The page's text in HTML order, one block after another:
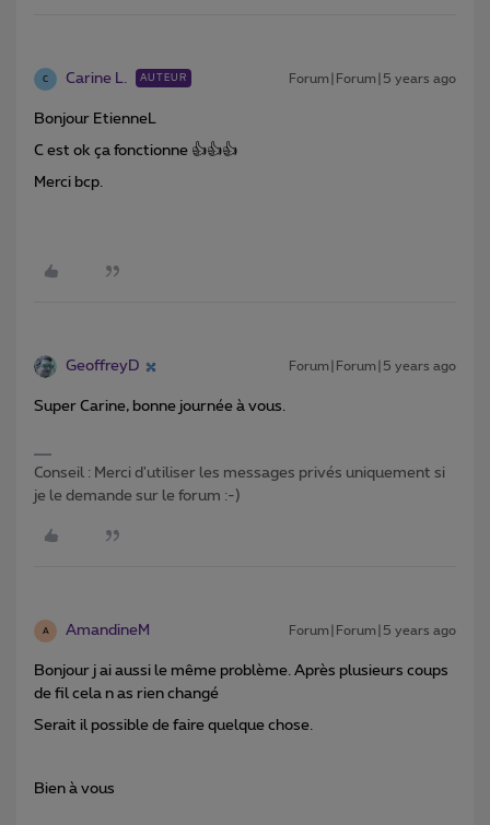
C Carine L. AUTEUR Forum|Forum|5 years ago
Bonjour EtienneL
C est ok ça fonctionne 👍👍👍
Merci bcp.
GeoffreyD Forum|Forum|5 years ago
Super Carine, bonne journée à vous.
Conseil : Merci d'utiliser les messages privés uniquement si
je le demande sur le forum :-)
A AmandineM Forum|Forum|5 years ago
Bonjour j ai aussi le même problème. Après plusieurs coups
de fil cela n as rien changé
Serait il possible de faire quelque chose.
Bien à vous